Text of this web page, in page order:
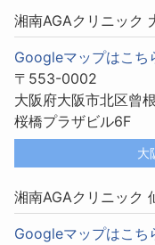
湘南AGAクリニック
Googleマップはこち
〒553-0002
大阪府大阪市北区曾
桜橋プラザビル6F
大
湘南AGAクリニック
Googleマップはこち